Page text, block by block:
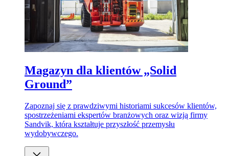
Magazyn dla klientów „Solid
Ground”
Zapoznaj się z prawdziwymi historiami sukcesów klientów,
spostrzeżeniami ekspertów branżowych oraz wizją firmy
Sandvik, która kształtuje przyszłość przemysłu
wydobywczego.